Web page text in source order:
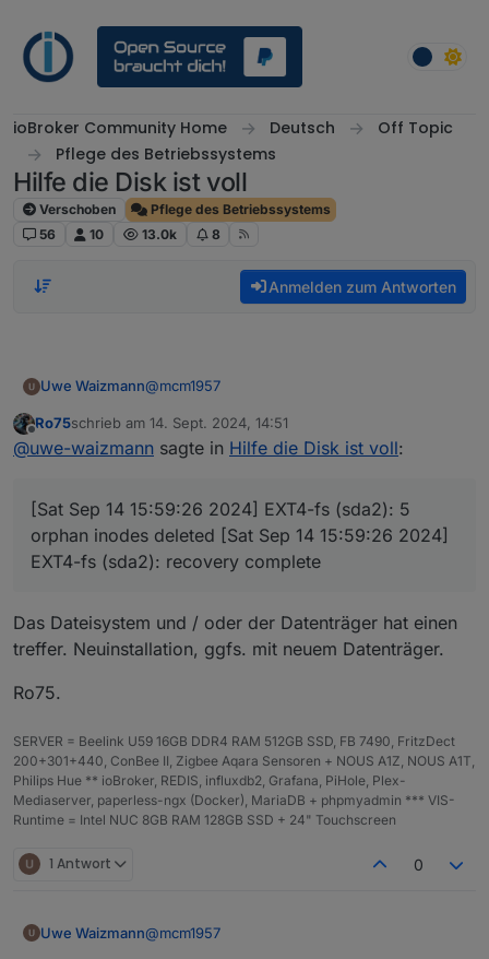
ioBroker Community Home Deutsch
Off Topic
Pflege des Betriebssystems
Hilfe die Disk ist voll
Verschoben
Pflege des Betriebssystems
56
10 13.0k 8
Anmelden zum Antworten
Uwe Waizmann@mcm1957
iob diag has finished.
Ro75schrieb am 14. Sept. 2024, 14:51
zuletzt editiert von
@uwe-waizmann sagte in Hilfe die Disk ist voll:
[Sat Sep 14 15:59:26 2024] EXT4-fs (sda2): 5
orphan inodes deleted [Sat Sep 14 15:59:26 2024]
EXT4-fs (sda2): recovery complete
Das Dateisystem und / oder der Datenträger hat einen
treffer. Neuinstallation, ggfs. mit neuem Datenträger.
Ro75.
SERVER = Beelink U59 16GB DDR4 RAM 512GB SSD, FB 7490, FritzDect
200+301+440, ConBee II, Zigbee Aqara Sensoren + NOUS A1Z, NOUS A1T,
Philips Hue ** ioBroker, REDIS, influxdb2, Grafana, PiHole, Plex-
Mediaserver, paperless-ngx (Docker), MariaDB + phpmyadmin *** VIS-
Runtime = Intel NUC 8GB RAM 128GB SSD + 24" Touchscreen
1 Antwort 0
Uwe Waizmann@mcm1957